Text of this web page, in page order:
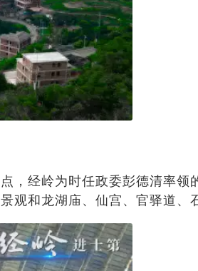
经岭为时任政委彭德清率领
和龙湖庙、仙宫、官驿道、